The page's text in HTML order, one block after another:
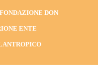
Don-Orione-
D’AVORIO (2010):